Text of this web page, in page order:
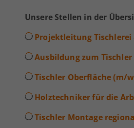
Unsere Stellen in der
Projektleitung
Ausbildung zum
Tischler Oberfläche (m/
Holztechniker für die
Tischler Montage